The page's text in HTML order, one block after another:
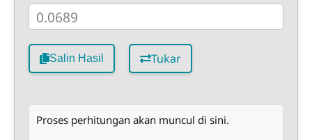
Salin Hasil Tukar
Proses perhitungan akan muncul di sini.